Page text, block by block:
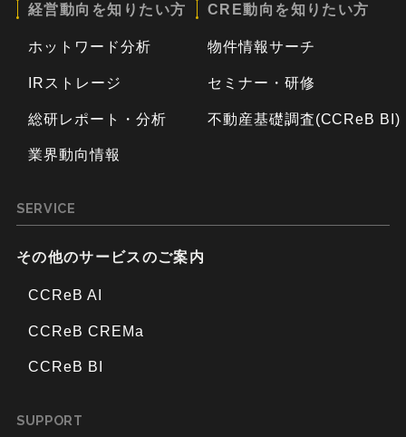
経営動向を知りたい方
ホットワード分析
IRストレージ
総研レポート・分析
業界動向情報
CRE動向を知りたい方
物件情報サーチ
セミナー・研修
不動産基礎調査(CCReB BI)
SERVICE
その他のサービスのご案内
CCReB AI
CCReB CREMa
CCReB BI
SUPPORT